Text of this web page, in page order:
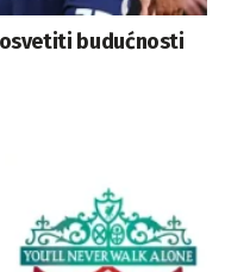
budućnosti